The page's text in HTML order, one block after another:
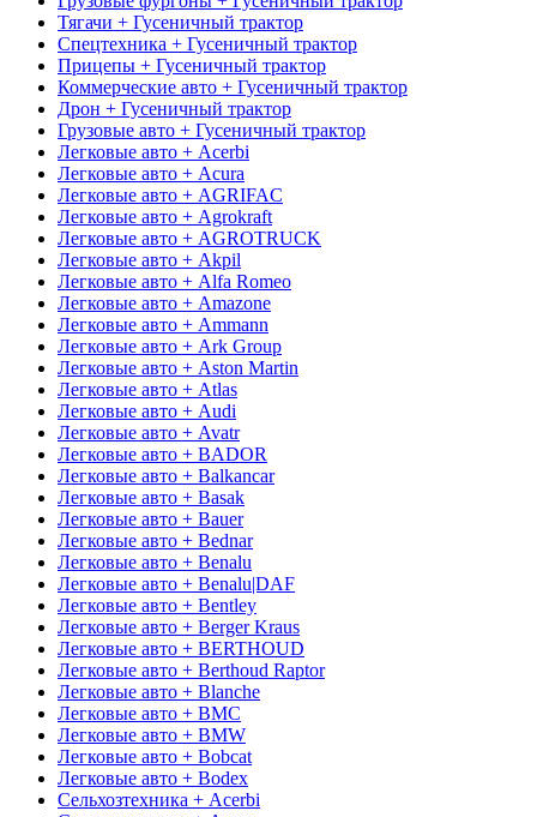
Тягачи + Гусеничный трактор
Спецтехника + Гусеничный трактор
Прицепы + Гусеничный трактор
Коммерческие авто + Гусеничный трактор
Дрон + Гусеничный трактор
Грузовые авто + Гусеничный трактор
Легковые авто + Acerbi
Легковые авто + Acura
Легковые авто + AGRIFAC
Легковые авто + Agrokraft
Легковые авто + AGROTRUCK
Легковые авто + Akpil
Легковые авто + Alfa Romeo
Легковые авто + Amazone
Легковые авто + Ammann
Легковые авто + Ark Group
Легковые авто + Aston Martin
Легковые авто + Atlas
Легковые авто + Audi
Легковые авто + Avatr
Легковые авто + BADOR
Легковые авто + Balkancar
Легковые авто + Basak
Легковые авто + Bauer
Легковые авто + Bednar
Легковые авто + Benalu
Легковые авто + Benalu|DAF
Легковые авто + Bentley
Легковые авто + Berger Kraus
Легковые авто + BERTHOUD
Легковые авто + Berthoud Raptor
Легковые авто + Blanche
Легковые авто + BMC
Легковые авто + BMW
Легковые авто + Bobcat
Легковые авто + Bodex
Сельхозтехника + Acerbi